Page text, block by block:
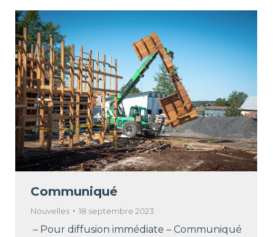
Communiqué
Nouvelles 18 septembre 2023
– Pour diffusion immédiate – Communiqué